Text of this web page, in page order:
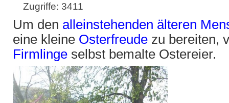
Zugriffe: 3411
Um den alleinstehenden älteren
eine kleine Osterfreude zu bereiten,
Firmlinge selbst bemalte Ostereier.